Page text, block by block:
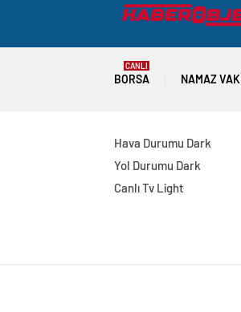
BORSA
CANLI
NAMAZ
Hava Durumu Dark
Yol Durumu Dark
Canlı Tv Light